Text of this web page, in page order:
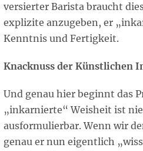
versierter Barista braucht
explizite anzugeben, er
Kenntnis und Fertigkeit.
Knacknuss der Künstlichen
Und genau hier beginnt das
„inkarnierte“ Weisheit ist
ausformulierbar. Wenn wir
genau er nun eigentlich